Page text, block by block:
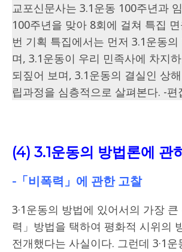
교포신문사는 3.1운동 100주년과
100주년을 맞아 8회에 걸쳐 특집
번 기획 특집에서는 먼저 3.1운동
며, 3.1운동이 우리 민족사에 차지
되짚어 보며, 3.1운동의 결실인 상
립과정을 심층적으로 살펴본다. -편
(4) 3.1운동의 방법론에 관
-「비폭력」에 관한 고찰
3·1운동의 방법에 있어서의 가장
력」방법을 택하여 평화적 시위의
전개했다는 사실이다. 그런데 3·1